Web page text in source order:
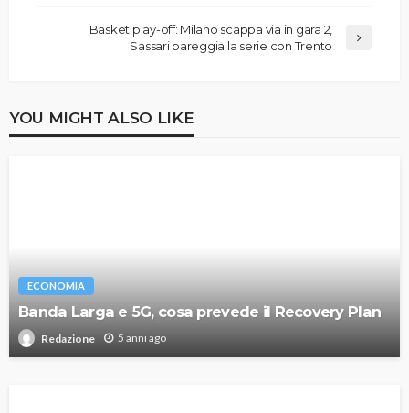
Basket play-off: Milano scappa via in gara 2,
Sassari pareggia la serie con Trento
YOU MIGHT ALSO LIKE
ECONOMIA
Banda Larga e 5G, cosa prevede il Recovery Plan
Redazione 5 anni ago